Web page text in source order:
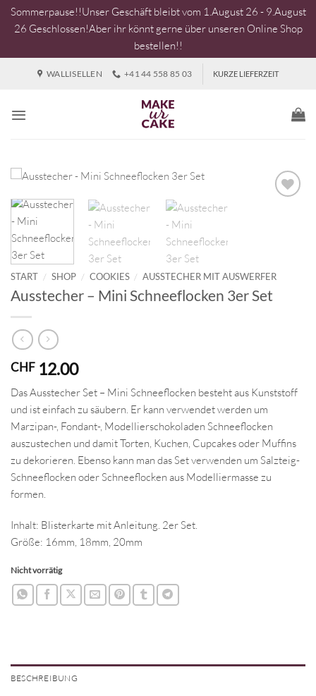
Sommerpause!!Unser Geschäft bleibt vom 1.August 26 - 9.August
26 Geschlossen!Aber ihr könnt gerne über unseren Online Shop
bestellen!!
WALLISELLEN +41 44 558 85 03 KURZE LIEFERZEIT
START / SHOP / COOKIES / AUSSTECHER MIT AUSWERFER
Ausstecher – Mini Schneeflocken 3er Set
CHF 12.00
Das Ausstecher Set – Mini Schneeflocken besteht aus Kunststoff
und ist einfach zu säubern. Er kann verwendet werden um
Marzipan-, Fondant-, Modellierschokoladen Schneeflocken
auszustechen und damit Torten, Kuchen, Cupcakes oder Muffins
zu dekorieren. Ebenso kann man das Set verwenden um Salzteig-
Schneeflocken oder Schneeflocken aus Modelliermasse zu
formen.
Inhalt: Blisterkarte mit Anleitung. 2er Set.
Größe: 16mm, 18mm, 20mm
Nicht vorrätig
BESCHREIBUNG